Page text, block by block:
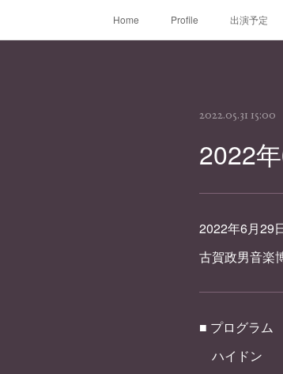
Home Profile 出演予定
2022.05.31 15:00
2022
2022年6月29
古賀政男音
■ プログラム
ハイドン